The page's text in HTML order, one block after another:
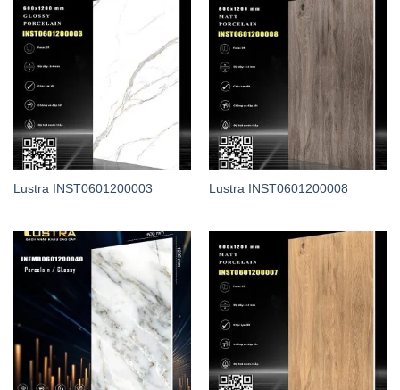
Lustra INST0601200003 Lustra INST0601200008